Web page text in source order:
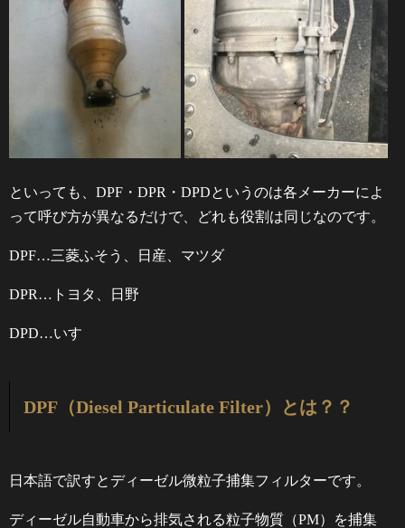
といっても、DPF・DPR・DPDというのは各メーカーによ
って呼び方が異なるだけで、どれも役割は同じなのです。
DPF…三菱ふそう、日産、マツダ
DPR…トヨタ、日野
DPD…いすゞ
DPF（Diesel Particulate Filter）とは？？
日本語で訳すとディーゼル微粒子捕集フィルターです。
ディーゼル自動車から排気される粒子物質（PM）を捕集